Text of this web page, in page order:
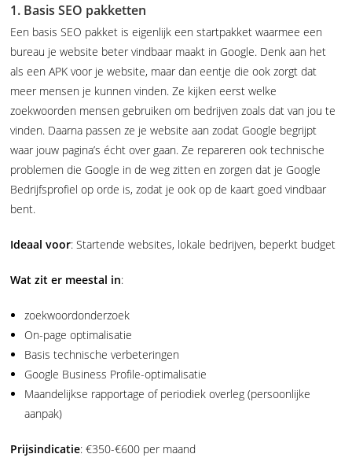
1. Basis SEO pakketten
Een basis SEO pakket is eigenlijk een startpakket waarmee een
bureau je website beter vindbaar maakt in Google. Denk aan het
als een APK voor je website, maar dan eentje die ook zorgt dat
meer mensen je kunnen vinden. Ze kijken eerst welke
zoekwoorden mensen gebruiken om bedrijven zoals dat van jou te
vinden. Daarna passen ze je website aan zodat Google begrijpt
waar jouw pagina’s écht over gaan. Ze repareren ook technische
problemen die Google in de weg zitten en zorgen dat je Google
Bedrijfsprofiel op orde is, zodat je ook op de kaart goed vindbaar
bent.
Ideaal voor: Startende websites, lokale bedrijven, beperkt budget
Wat zit er meestal in:
zoekwoordonderzoek
On-page optimalisatie
Basis technische verbeteringen
Google Business Profile-optimalisatie
Maandelijkse rapportage of periodiek overleg (persoonlijke
aanpak)
Prijsindicatie: €350-€600 per maand